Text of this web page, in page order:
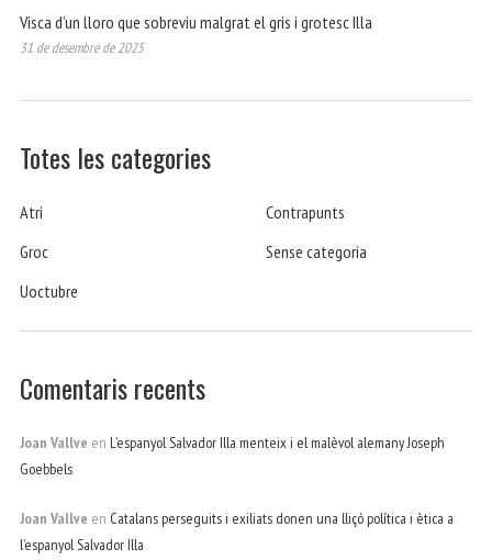
Visca d’un lloro que sobreviu malgrat el gris i grotesc Illa
31 de desembre de 2025
Totes les categories
Atri
Contrapunts
Groc
Sense categoria
Uoctubre
Comentaris recents
Joan Vallve en L’espanyol Salvador Illa menteix i el malèvol alemany Joseph
Goebbels
Joan Vallve en Catalans perseguits i exiliats donen una lliçó política i ètica a
l’espanyol Salvador Illa